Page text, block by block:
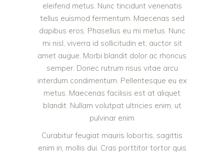
eleifend metus. Nunc tincidunt venenatis
tellus euismod fermentum. Maecenas sed
dapibus eros. Phasellus eu mi metus. Nunc
mi nisl, viverra id sollicitudin et, auctor sit
amet augue. Morbi blandit dolor ac rhoncus
semper. Donec rutrum risus vitae arcu
interdum condimentum. Pellentesque eu ex
metus. Maecenas facilisis est at aliquet
blandit. Nullam volutpat ultricies enim, ut
pulvinar enim
Curabitur feugiat mauris lobortis, sagittis
enim in, mollis dui. Cras porttitor tortor quis